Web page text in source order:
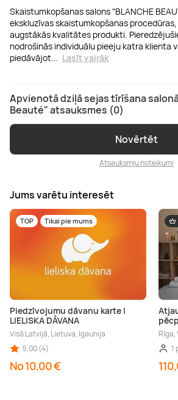
Skaistumkopšanas salons "BLANCHE
ekskluzīvas skaistumkopšanas
augstākās kvalitātes produkti.
nodrošinās individuālu pieeju katra klienta
piedāvājot
Lasīt vairāk
Apvienotā dziļā sejas tīrīšana
Beauté" atsauksmes (0)
Novērtēt
Atsauksmju noteikumi
Jums varētu interesēt
TOP Tikai pie mums
Piedzīvojumu dāvanu karte |
LIELISKA DĀVANA
Visā Latvijā, Lietuva, Igaunija
5,00 (4)
No 10,00 €
Rīga,
1